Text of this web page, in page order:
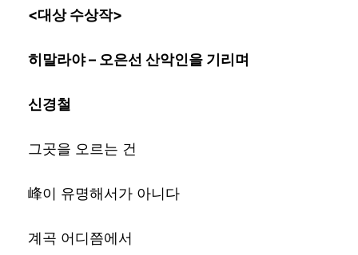
<대상 수상작>
히말라야– 오은선 산악인을 기리며
신경철
그곳을 오르는 건
峰이 유명해서가 아니다
계곡 어디쯤에서